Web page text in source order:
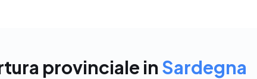
provinciale in Sardegna